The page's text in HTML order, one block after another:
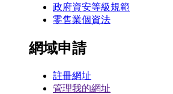
政府資安等級規範
零售業個資法
網域申請
註冊網址
管理我的網址